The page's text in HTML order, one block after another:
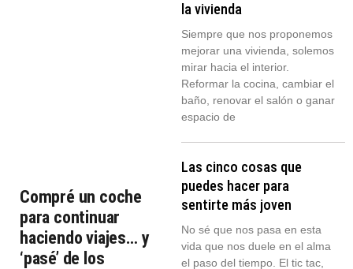
Compré un coche
para continuar
haciendo viajes… y
‘pasé’ de los
la vivienda
Siempre que nos proponemos
mejorar una vivienda, solemos
mirar hacia el interior.
Reformar la cocina, cambiar el
baño, renovar el salón o ganar
espacio de
Las cinco cosas que
puedes hacer para
sentirte más joven
No sé que nos pasa en esta
vida que nos duele en el alma
el paso del tiempo. El tic tac,